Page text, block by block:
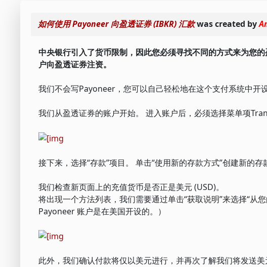
如何使用 Payoneer 向盈透证券 (IBKR) 汇款was created by
中央银行引入了货币限制，因此您必须寻找不同的方式来为您
户向盈透证券注资。
我们不会写Payoneer，您可以自己轻松地在这个支付系统中开
我们从盈透证券的账户开始。 进入账户后，必须选择菜单项
接下来，选择“存款”项目。 单击“使用新的存款方式”创建新的存
我们检查新页面上的充值货币是否正是美元 (USD)。
将出现一个方法列表，我们需要通过单击“获取说明”来选择“从
Payoneer 账户是在美国开设的。）
此外，我们确认付款将仅以美元进行，并再次了解我们将发送美